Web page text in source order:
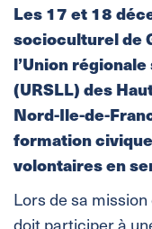
Les 17 et 18
socioculturel de
l’Union
(URSLL) des
Nord-Ile-de-
formation
volontaires en
Lors de sa